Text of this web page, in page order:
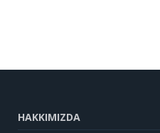
HAKKIMIZDA